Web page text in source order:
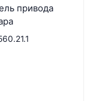
привода